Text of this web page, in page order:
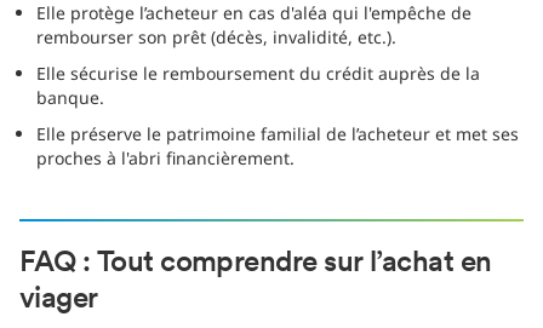
Elle protège l’acheteur en cas d'aléa qui l'empêche de
rembourser son prêt (décès, invalidité, etc.).
Elle sécurise le remboursement du crédit auprès de la
banque.
Elle préserve le patrimoine familial de l’acheteur et met ses
proches à l'abri financièrement.
FAQ : Tout comprendre sur l’achat en
viager